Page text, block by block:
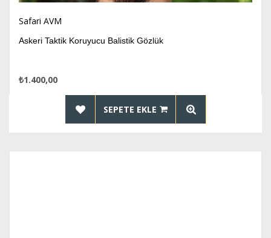
Safari AVM
Askeri Taktik Koruyucu Balistik Gözlük
₺1.400,00
SEPETE EKLE